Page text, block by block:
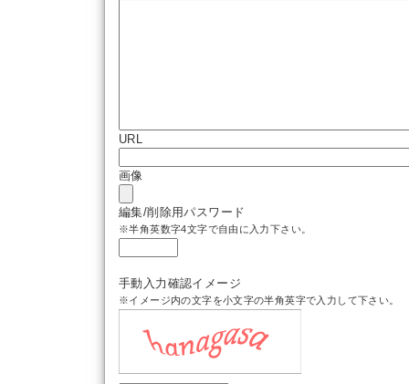
URL
画像
編集/削除用パスワード
※半角英数字4文字で自由に入力下さい。
手動入力確認イメージ
※イメージ内の文字を小文字の半角英字で入力して下さい。